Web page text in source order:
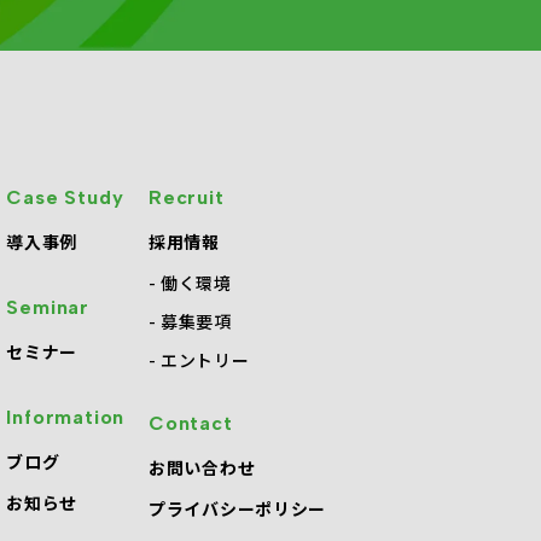
Case Study
導入事例
Seminar
セミナー
Information
ブログ
お知らせ
Recruit
採用情報
働く環境
募集要項
エントリー
Contact
お問い合わせ
プライバシーポリシー